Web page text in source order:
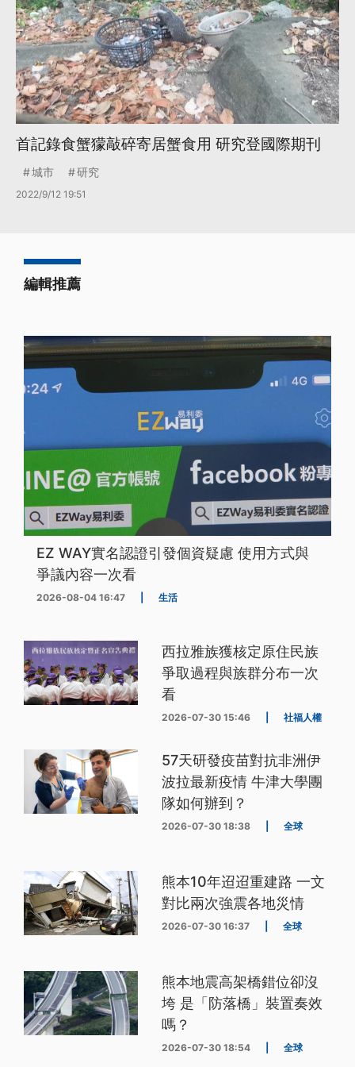
首記錄食蟹獴敲碎寄居蟹食用 研究登國際期刊
城市 研究
2022/9/12 19:51
編輯推薦
EZ WAY實名認證引發個資疑慮 使用方式與
爭議內容一次看
2026-08-04 16:47 生活
西拉雅族獲核定原住民族
爭取過程與族群分布一次
看
2026-07-30 15:46 社福人權
57天研發疫苗對抗非洲伊
波拉最新疫情 牛津大學團
隊如何辦到？
2026-07-30 18:38 全球
熊本10年迢迢重建路 一文
對比兩次強震各地災情
2026-07-30 16:37 全球
熊本地震高架橋錯位卻沒
垮 是「防落橋」裝置奏效
嗎？
2026-07-30 18:54 全球